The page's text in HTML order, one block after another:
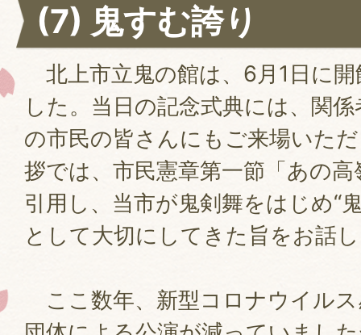
(7) 鬼すむ誇り
北上市立鬼の館は、6月1日に
した。当日の記念式典には、関
の市民の皆さんにもご来場いた
拶では、市民憲章第一節「あの
引用し、当市が鬼剣舞をはじめ“
として大切にしてきた旨をお話
ここ数年、新型コロナウイル